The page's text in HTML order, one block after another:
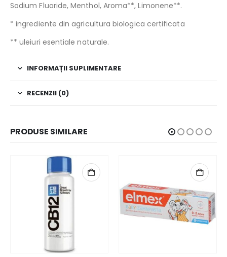
Sodium Fluoride, Menthol, Aroma**, Limonene**.
* ingrediente din agricultura biologica certificata
** uleiuri esentiale naturale.
INFORMAȚII SUPLIMENTARE
RECENZII (0)
PRODUSE SIMILARE